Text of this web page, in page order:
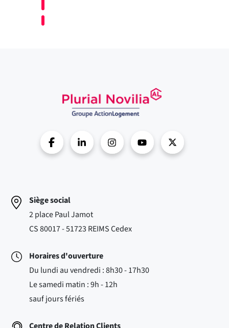
Siège social
2 place Paul Jamot
CS 80017 - 51723 REIMS Cedex
Horaires d'ouverture
Du lundi au vendredi : 8h30 - 17h30
Le samedi matin : 9h - 12h
sauf jours fériés